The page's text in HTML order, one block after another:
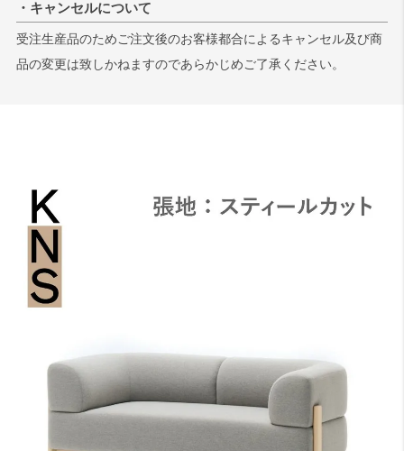
・キャンセルについて
受注生産品のためご注文後のお客様都合によるキャンセル及び商
品の変更は致しかねますのであらかじめご了承ください。